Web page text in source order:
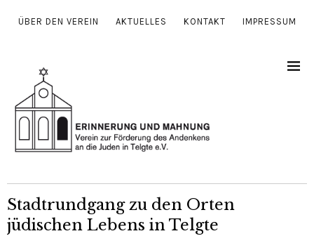
ÜBER DEN VEREIN AKTUELLES KONTAKT IMPRESSUM
Stadtrundgang zu den Orten
jüdischen Lebens in Telgte